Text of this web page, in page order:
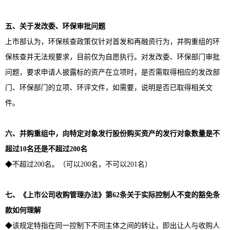
五、关于发改委、环保审批问题
上市部认为，环保核查政策仅针对首发和再融资行为，并购重组的环
保核查并无法规要求，目前仅为自愿执行。对发改委、环保部门审批
问题，要求申请人披露标的资产在立项时，是否需取得相应的发改部
门、环保部门的立项、环评文件，如需要，说明是否已取得相关文
件。
六、并购重组中，向特定对象发行股份购买资产的发行对象数量是不
超过10名还是不超过200名
◆不超过200名。（可以200名，不可以201名）
七、《上市公司收购管理办法》第62条关于实际控制人不变的豁免条
款如何理解
◆该规定特指在同一控制下不同主体之间的转让，即出让人与收购人